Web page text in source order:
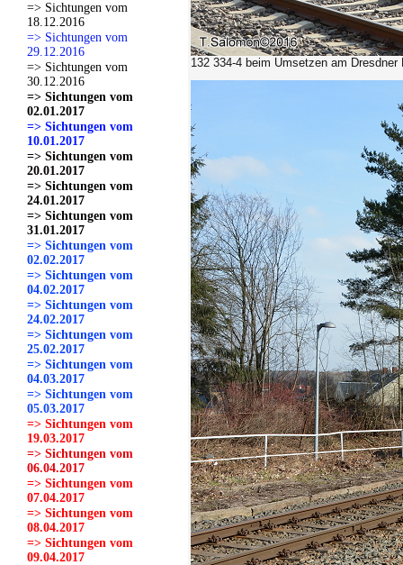
=> Sichtungen vom
18.12.2016
=> Sichtungen vom
29.12.2016
=> Sichtungen vom
30.12.2016
=> Sichtungen vom
02.01.2017
=> Sichtungen vom
10.01.2017
=> Sichtungen vom
20.01.2017
=> Sichtungen vom
24.01.2017
=> Sichtungen vom
31.01.2017
=> Sichtungen vom
02.02.2017
=> Sichtungen vom
04.02.2017
=> Sichtungen vom
24.02.2017
=> Sichtungen vom
25.02.2017
=> Sichtungen vom
04.03.2017
=> Sichtungen vom
05.03.2017
=> Sichtungen vom
19.03.2017
=> Sichtungen vom
06.04.2017
=> Sichtungen vom
07.04.2017
=> Sichtungen vom
08.04.2017
=> Sichtungen vom
09.04.2017
132 334-4 beim Umsetzen am Dresdner